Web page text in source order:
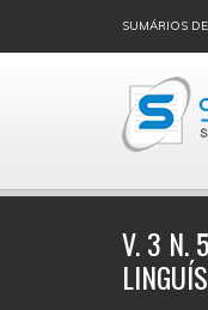
SUMÁRIOS
V. 3 N.